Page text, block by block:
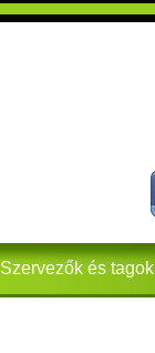
Szervezők és tagok